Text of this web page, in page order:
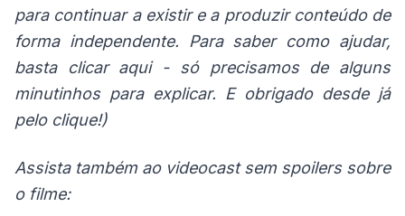
para continuar a existir e a produzir conteúdo de
forma independente. Para saber como ajudar,
basta
clicar aqui- só precisamos de alguns
minutinhos para explicar. E obrigado desde já
pelo clique!)
Assista também ao videocast sem spoilers sobre
o filme: